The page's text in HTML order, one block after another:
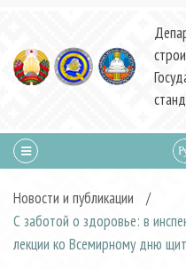
Новости и публикации
/
С заботой о здоровье: в
лекции ко Всемирному дню